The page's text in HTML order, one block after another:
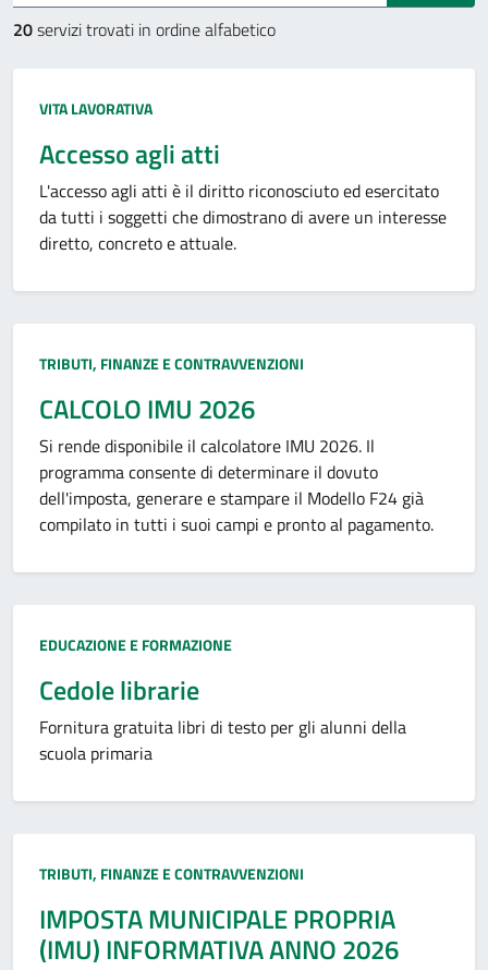
20servizi trovati in ordine alfabetico
Categoria:
VITA LAVORATIVA
Accesso agli atti
L'accesso agli atti è il diritto riconosciuto ed esercitato
da tutti i soggetti che dimostrano di avere un interesse
diretto, concreto e attuale.
Categoria:
TRIBUTI, FINANZE E CONTRAVVENZIONI
CALCOLO IMU 2026
Si rende disponibile il calcolatore IMU 2026. Il
programma consente di determinare il dovuto
dell'imposta, generare e stampare il Modello F24 già
compilato in tutti i suoi campi e pronto al pagamento.
Categoria:
EDUCAZIONE E FORMAZIONE
Cedole librarie
Fornitura gratuita libri di testo per gli alunni della
scuola primaria
Categoria:
TRIBUTI, FINANZE E CONTRAVVENZIONI
IMPOSTA MUNICIPALE PROPRIA
(IMU) INFORMATIVA ANNO 2026